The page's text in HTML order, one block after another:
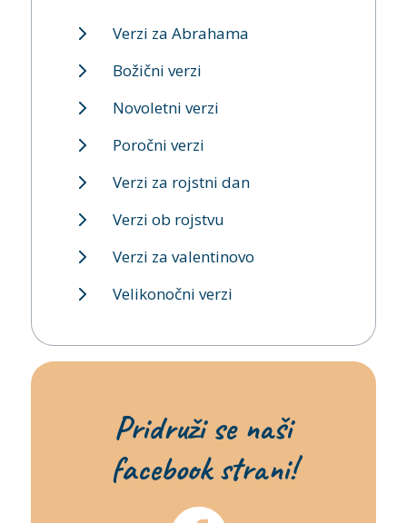
Verzi za Abrahama
Božični verzi
Novoletni verzi
Poročni verzi
Verzi za rojstni dan
Verzi ob rojstvu
Verzi za valentinovo
Velikonočni verzi
Pridruži se naši
facebook strani!